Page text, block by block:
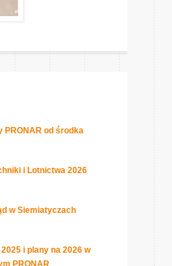
PRONAR od środka
i Lotnictwa 2026
w Siemiatyczach
i plany na 2026 w
PRONAR